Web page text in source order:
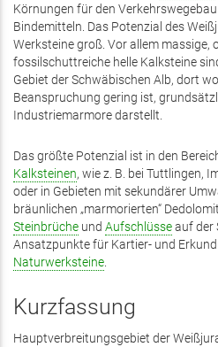
Körnungen für den
Bindemitteln. Das Potenzial des
Werksteine groß. Vor allem massige,
fossilschuttreiche helle Kalksteine
Gebiet der Schwäbischen Alb, dort
Beanspruchung gering ist,
Industriemarmore darstellt.
Das größte Potenzial ist in den
Kalksteinen, wie z. B. bei Tuttlingen,
oder in Gebieten mit sekundärer
bräunlichen „marmorierten“
Steinbrüche und Aufschlüsseauf der
Ansatzpunkte für Kartier- und
Naturwerksteine.
Kurzfassung
Hauptverbreitungsgebiet der